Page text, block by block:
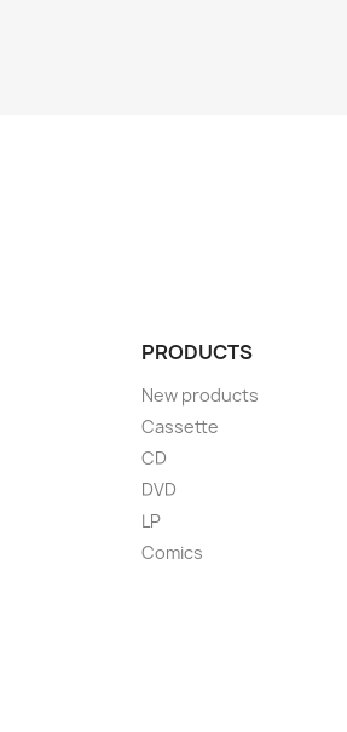
PRODUCTS
New products
Cassette
CD
DVD
LP
Comics